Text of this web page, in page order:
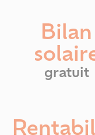
Bilan
gratuit